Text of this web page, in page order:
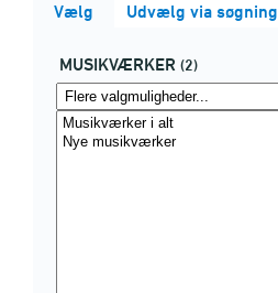
Vælg Udvælg via søgning
MUSIKVÆRKER (2)